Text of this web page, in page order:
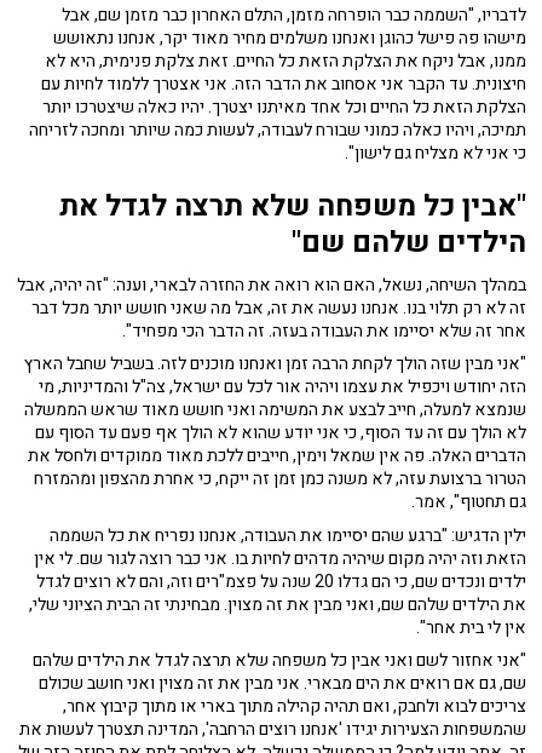
לדבריו, "השממה כבר הופרחה מזמן, התלם האחרון כבר מזמן שם, אבל
מישהו פה פישל כהוגן ואנחנו משלמים מחיר מאוד יקר, אנחנו נתאושש
ממנו, אבל ניקח את הצלקת הזאת כל החיים. זאת צלקת פנימית, היא לא
חיצונית. עד הקבר אני אסחוב את הדבר הזה. אני אצטרך ללמוד לחיות עם
הצלקת הזאת כל החיים וכל אחד מאיתנו יצטרך. יהיו כאלה שיצטרכו יותר
תמיכה, ויהיו כאלה כמוני שבורח לעבודה, לעשות כמה שיותר ומחכה לזריחה
כי אני לא מצליח גם לישון".
"אבין כל משפחה שלא תרצה לגדל את
הילדים שלהם שם"
במהלך השיחה, נשאל, האם הוא רואה את החזרה לבארי, וענה: "זה יהיה, אבל
זה לא רק תלוי בנו. אנחנו נעשה את זה, אבל מה שאני חושש יותר מכל דבר
אחר זה שלא יסיימו את העבודה בעזה. זה הדבר הכי מפחיד".
"אני מבין שזה הולך לקחת הרבה זמן ואנחנו מוכנים לזה. בשביל שחבל הארץ
הזה יחודש ויכפיל את עצמו ויהיה אור לכל עם ישראל, צה"ל והמדיניות, מי
שנמצא למעלה, חייב לבצע את המשימה ואני חושש מאוד שראש הממשלה
לא הולך עם זה עד הסוף, כי אני יודע שהוא לא הולך אף פעם עד הסוף עם
הדברים האלה. פה אין שמאל וימין, חייבים ללכת מאוד ממוקדים ולחסל את
הטרור ברצועת עזה, לא משנה כמן זמן זה ייקח, כי אחרת מהצפון ומהמזרח
גם תחטוף", אמר.
ילין הדגיש: "ברגע שהם יסיימו את העבודה, אנחנו נפריח את כל השממה
הזאת וזה יהיה מקום שיהיה מדהים לחיות בו. אני כבר רוצה לגור שם. לי אין
ילדים ונכדים שם, כי הם גדלו 20 שנה על פצמ"רים וזה, והם לא רוצים לגדל
את הילדים שלהם שם, ואני מבין את זה מצוין. מבחינתי זה הבית הציוני שלי,
אין לי בית אחר".
"אני אחזור לשם ואני אבין כל משפחה שלא תרצה לגדל את הילדים שלהם
שם, גם אם רואים את הים מבארי. אני מבין את זה מצוין ואני חושב שכולם
צריכים לבוא ולחבק, ואם תהיה קהילה מתוך בארי או מתוך קיבוץ אחר,
שהמשפחות הצעירות יגידו 'אנחנו רוצים הרחבה', המדינה תצטרך לעשות את